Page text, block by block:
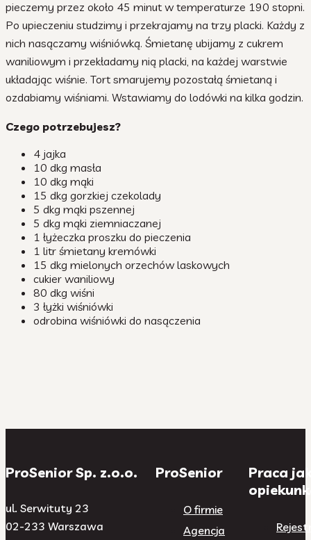
pieczemy przez około 45 minut w temperaturze 190 stopni.
Po upieczeniu studzimy i przekrajamy na trzy placki. Każdy z
nich nasączamy wiśniówką. Śmietanę ubijamy z cukrem
waniliowym i przekładamy nią placki, na każdej warstwie
układając wiśnie. Tort smarujemy pozostałą śmietaną i
ozdabiamy wiśniami. Wstawiamy do lodówki na kilka godzin.
Czego potrzebujesz?
4 jajka
10 dkg masła
10 dkg mąki
15 dkg gorzkiej czekolady
5 dkg mąki pszennej
5 dkg mąki ziemniaczanej
1 łyżeczka proszku do pieczenia
1 litr śmietany kremówki
15 dkg mielonych orzechów laskowych
cukier waniliowy
80 dkg wiśni
3 łyżki wiśniówki
odrobina wiśniówki do nasączenia
ProSenior Sp. z.o.o.
ul. Serwituty 23
02-233 Warszawa
ProSenior
O firmie
Agencja
Praca